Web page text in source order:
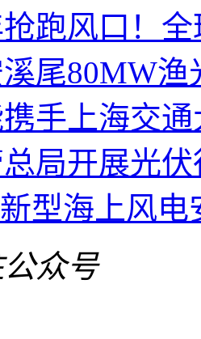
跑风口！
尾80MW
手上海交
局开展光
型海上风
众号